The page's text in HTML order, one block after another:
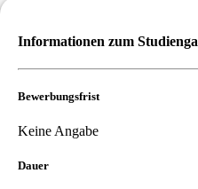
Informationen zum
Bewerbungsfrist
Keine Angabe
Dauer